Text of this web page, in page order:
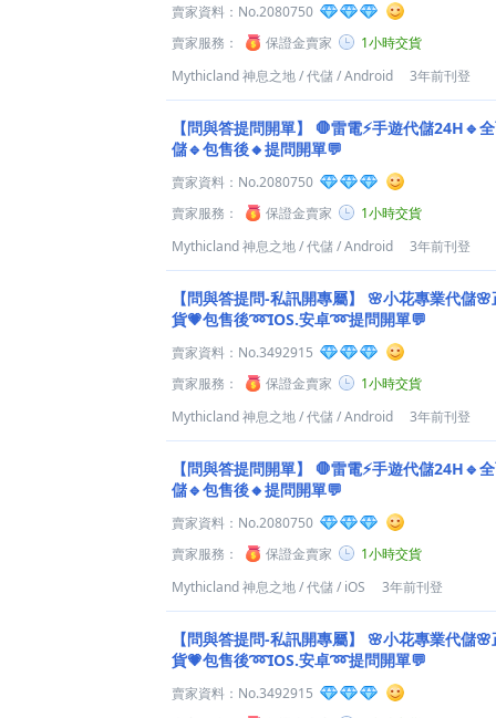
賣家資料： No.2080750
賣家服務：
保證金賣家
1小時交貨
Mythicland 神息之地/代儲/Android 3年前刊登
【問與答提問開單】
🛑雷電⚡️手遊代儲24H🔹
儲🔹包售後🔸提問開單💬
賣家資料： No.2080750
賣家服務：
保證金賣家
1小時交貨
Mythicland 神息之地/代儲/Android 3年前刊登
【問與答提問-私訊開專屬】
🌸小花專業代儲
貨💗包售後➿IOS.安卓➿提問開單💬
賣家資料： No.3492915
賣家服務：
保證金賣家
1小時交貨
Mythicland 神息之地/代儲/Android 3年前刊登
【問與答提問開單】
🛑雷電⚡️手遊代儲24H🔹
儲🔹包售後🔸提問開單💬
賣家資料： No.2080750
賣家服務：
保證金賣家
1小時交貨
Mythicland 神息之地/代儲/ iOS 3年前刊登
【問與答提問-私訊開專屬】
🌸小花專業代儲
貨💗包售後➿IOS.安卓➿提問開單💬
賣家資料： No.3492915